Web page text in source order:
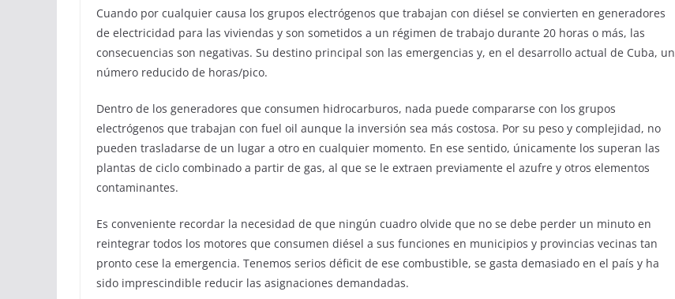
Cuando por cualquier causa los grupos electrógenos que trabajan con diésel se convierten en generadores
de electricidad para las viviendas y son sometidos a un régimen de trabajo durante 20 horas o más, las
consecuencias son negativas. Su destino principal son las emergencias y, en el desarrollo actual de Cuba, un
número reducido de horas/pico.
Dentro de los generadores que consumen hidrocarburos, nada puede compararse con los grupos
electrógenos que trabajan con fuel oil aunque la inversión sea más costosa. Por su peso y complejidad, no
pueden trasladarse de un lugar a otro en cualquier momento. En ese sentido, únicamente los superan las
plantas de ciclo combinado a partir de gas, al que se le extraen previamente el azufre y otros elementos
contaminantes.
Es conveniente recordar la necesidad de que ningún cuadro olvide que no se debe perder un minuto en
reintegrar todos los motores que consumen diésel a sus funciones en municipios y provincias vecinas tan
pronto cese la emergencia. Tenemos serios déficit de ese combustible, se gasta demasiado en el país y ha
sido imprescindible reducir las asignaciones demandadas.